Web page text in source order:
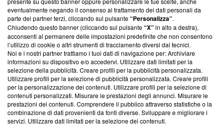
Su di noi
Team editoriale
Corporate
Redazione
Informativa Privacy
Cookie Policy
eventualmente negando il consenso al trattamento dei dati personali da
parte dei partner terzi, cliccando sul pulsante“Personalizza”.
Chiudendo questo banner (cliccando sul pulsante“X”in alto a destra),
acconsenti al permanere delle impostazioni predefinite che non consentono
l’utilizzo di cookie o altri strumenti di tracciamento diversi dai tecnici.
Noi e i nostri partner trattiamo i tuoi dati di navigazione per: Archiviare
informazioni su dispositivo e/o accedervi. Utilizzare dati limitati per la
selezione della pubblicità. Creare profili per la pubblicità personalizzata.
Utilizzare profili per la selezione di pubblicità personalizzata. Creare profili
per la personalizzazione dei contenuti. Utilizzare profili per la selezione di
contenuti personalizzati. Misurare le prestazioni degli annunci. Misurare le
prestazioni dei contenuti. Comprendere il pubblico attraverso statistiche o la
combinazione di dati provenienti da fonti diverse. Sviluppare e migliorare i
servizi. Utilizzare dati limitati per la selezione dei contenuti.